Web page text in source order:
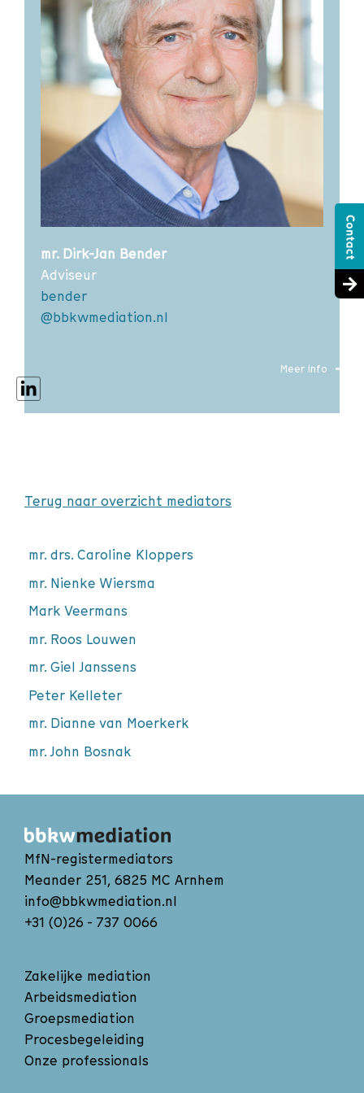
2010
beëdigingrechter rechtbank
Arnhem
2006
NMI-mediatorsopleiding bij van
der Hoeven Nelissen
1976
beëdigingadvocaat en procureur
Nederlands recht, Universiteit
Utrecht
1964
Gymnasium Arnhem
mr. Dirk-Jan Bender
Adviseur
bender
@bbkwmediation.nl
Meer info
Terug naar overzicht mediators
mr. drs. Caroline Kloppers
mr. Nienke Wiersma
Mark Veermans
mr. Roos Louwen
mr. Giel Janssens
Peter Kelleter
mr. Dianne van Moerkerk
mr. John Bosnak
MfN-registermediators
Meander 251, 6825 MC Arnhem
info@bbkwmediation.nl
+31 (0)26 - 737 0066
Zakelijke mediation
Arbeidsmediation
Groepsmediation
Procesbegeleiding
Onze professionals